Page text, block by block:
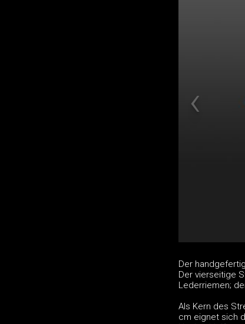
Der
Der vierseitige
Lederriemen;
Als Kern des
cm eignet sich